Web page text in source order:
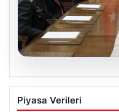
Türk Hava
paşası Özlem
Piyasa Verileri